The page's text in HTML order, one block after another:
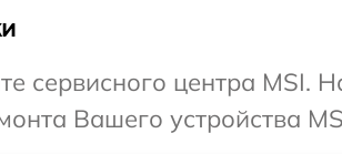
сервисного центра
Вашего устройства